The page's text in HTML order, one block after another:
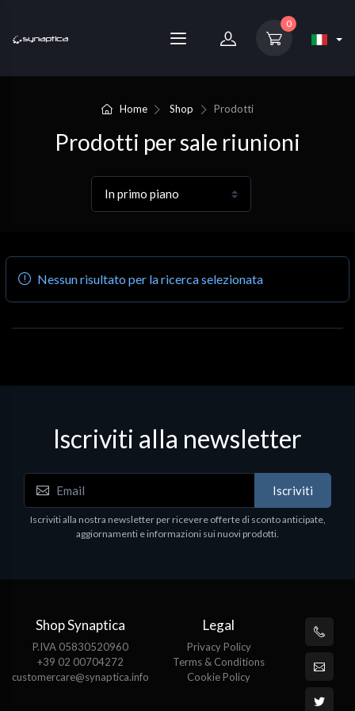
0
Home Shop Prodotti
Prodotti per sale riunioni
Nessun risultato per la ricerca selezionata
Iscriviti alla newsletter
Iscriviti
Iscriviti alla nostra newsletter per ricevere offerte di sconto anticipate,
aggiornamenti e informazioni sui nuovi prodotti.
Shop Synaptica
P.IVA 05830520960
+39 02 00704272
customercare@synaptica.info
Legal
Privacy Policy
Terms & Conditions
Cookie Policy